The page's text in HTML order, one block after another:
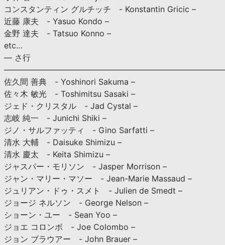
コンスタンティン グルチッチ - Konstantin Gricic –
近藤 康夫 - Yasuo Kondo –
金野 達夫 - Tatsuo Konno –
etc…
— さ行
佐久間 善典 - Yoshinori Sakuma –
佐々木 敏光 - Toshimitsu Sasaki –
ジェド・クリスタル - Jad Cystal –
志岐 純一 - Junichi Shiki –
ジノ・サルファッティ - Gino Sarfatti –
清水 大輔 - Daisuke Shimizu –
清水 慶太 - Keita Shimizu –
ジャスパー・モリソン - Jasper Morrison –
ジャン・マリー・マソー - Jean-Marie Massaud –
ジュリアン・ドゥ・スメト - Julien de Smedt –
ジョージ ネルソン - George Nelson –
ショーン・ユー - Sean Yoo –
ジョエ コロンボ - Joe Colombo –
ジョン ブラウアー - John Brauer –